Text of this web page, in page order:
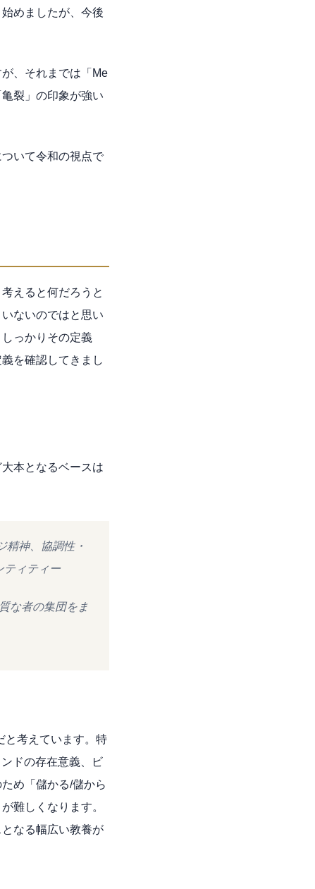
めましたが、今後
、それまでは「Me
裂」の印象が強い
いて令和の視点で
えると何だろうと
ないのではと思い
っかりその定義
を確認してきまし
本となるベースは
精神、協調性・
ティティー
な者の集団をま
と考えています。特
ドの存在意義、ビ
め「儲かる/儲から
難しくなります。
なる幅広い教養が